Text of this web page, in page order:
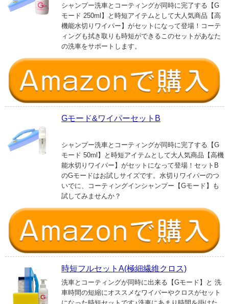
シャンプー洗車とコーティングが同時に完了する【G
モード 250ml】と時短アイテムとして大人気商品【高
機能水切りワイパー】がセットになって登場！コーテ
ィングも拭き取りも時短ができるこのセットがあなた
の洗車をサポートします。
Gモード&ワイパーセットB
シャンプー洗車とコーティングが同時に完了する【G
モード 50ml】と時短アイテムとして大人気商品【高機
能水切りワイパー】がセットになって登場！セットB
のGモードはお試しサイズです。水切りワイパーのつ
いでに、コーティングインシャンプー【Gモード】も
試してみませんか？
時短フルセットA(極細繊維クロス)
洗車とコーティングが同時に出来る【Gモード】と 洗
車時間の短縮にオススメなワイパーやクロスがセット